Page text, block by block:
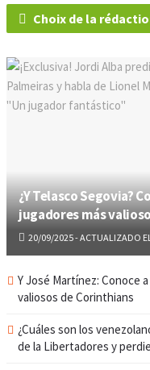
Choix de la
¿Y Telasco Segovia?
jugadores más
20/09/2025 - ACTUALIZADO
Y José Martínez: Conoce
valiosos de Corinthians
¿Cuáles son los
de la Libertadores y